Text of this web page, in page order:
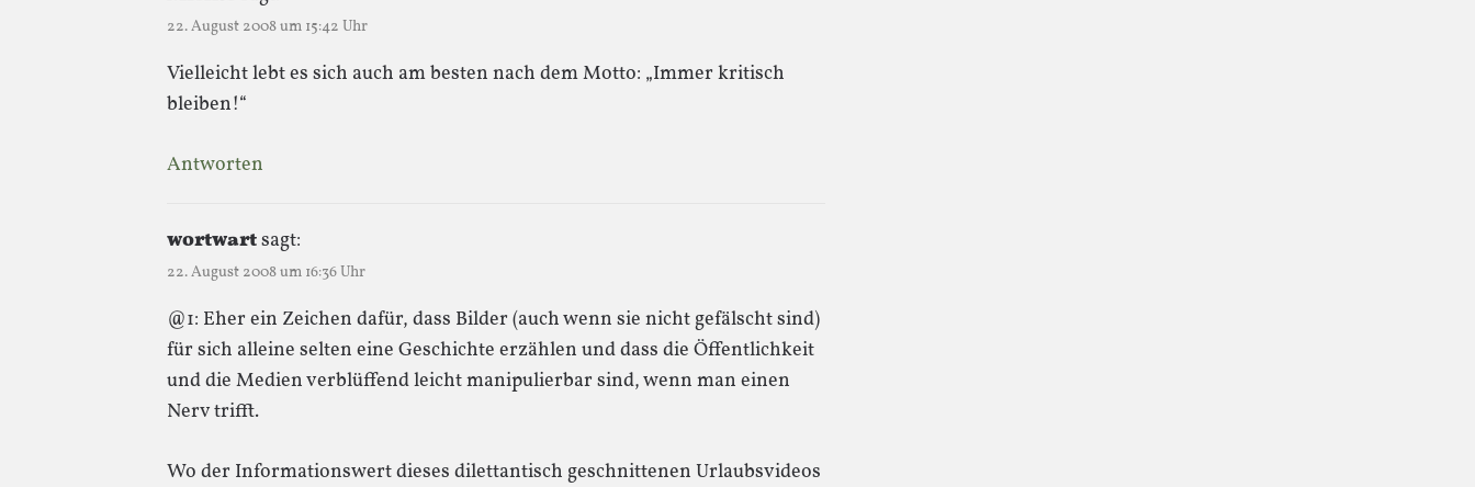
22. August 2008 um 15:42 Uhr
Vielleicht lebt es sich auch am besten nach dem Motto: „Immer kritisch
bleiben!“
Antworten
wortwartsagt:
22. August 2008 um 16:36 Uhr
@1: Eher ein Zeichen dafür, dass Bilder (auch wenn sie nicht gefälscht sind)
für sich alleine selten eine Geschichte erzählen und dass die Öffentlichkeit
und die Medien verblüffend leicht manipulierbar sind, wenn man einen
Nerv trifft.
Wo der Informationswert dieses dilettantisch geschnittenen Urlaubsvideos